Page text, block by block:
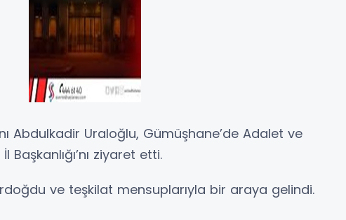
Abdulkadir Uraloğlu, Gümüşhane’de Adalet ve
Başkanlığı’nı ziyaret etti.
ve teşkilat mensuplarıyla bir araya gelindi.